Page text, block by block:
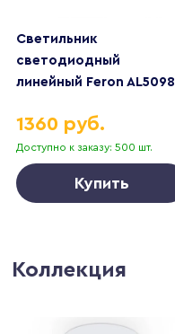
Светильник
светодиодный
линейный Feron AL5098
600*60*60мм 51315
Доступно к заказу: 500 шт.
1360 руб.
Купить
Коллекция